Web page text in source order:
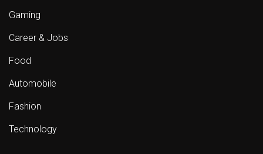
Gaming
Career & Jobs
Food
Automobile
Fashion
Technology